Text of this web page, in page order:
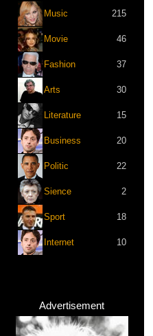
Music 215
Movie 46
Fashion 37
Arts 30
Literature 15
Business 20
Politic 22
Sience 2
Sport 18
Internet 10
Advertisement